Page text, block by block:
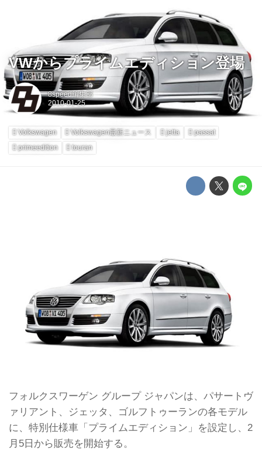
VWからプライムエディション登場
8speed編集部
Volkswagen Volkswagen最新ニュース jetta
passat
primeedition
touran
フォルクスワーゲン グループ ジャパンは、パサートヴ
ァリアント、ジェッタ、ゴルフトゥーランの各モデル
に、特別仕様車「プライムエディション」を設定し、2
月5日から販売を開始する。